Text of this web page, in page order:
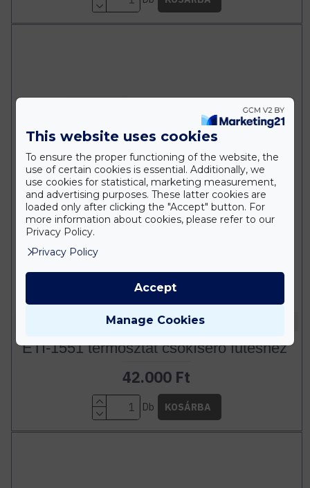
BVF Heating
ETI-1551 termosztát csőkísérő fűtéshez
42.000 Ft
Db KOSÁRBA
This website uses cookies
To ensure the proper functioning of the website, the
use of certain cookies is essential. Additionally, we
use cookies for statistical, marketing measurement,
and advertising purposes. These latter cookies are
loaded only after clicking the "Accept" button. For
more information about cookies, please refer to our
Privacy Policy.
Privacy Policy
Manage Cookies
Accept